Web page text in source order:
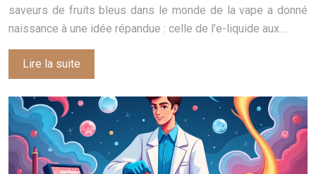
saveurs de fruits bleus dans le monde de la vape a donné
naissance à une idée répandue : celle de l’e-liquide aux…
Lire la suite